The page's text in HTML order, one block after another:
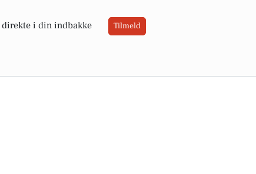
direkte i din indbakke Tilmeld